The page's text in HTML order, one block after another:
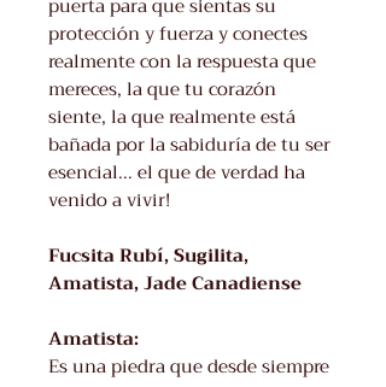
puerta para que sientas su
protección y fuerza y conectes
realmente con la respuesta que
mereces, la que tu corazón
siente, la que realmente está
bañada por la sabiduría de tu ser
esencial... el que de verdad ha
venido a vivir!
Fucsita Rubí, Sugilita,
Amatista, Jade Canadiense
Amatista:
Es una piedra que desde siempre